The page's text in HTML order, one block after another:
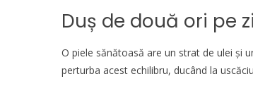
Duș de două ori pe zi
O piele sănătoasă are un strat de ulei și
perturba acest echilibru, ducând la